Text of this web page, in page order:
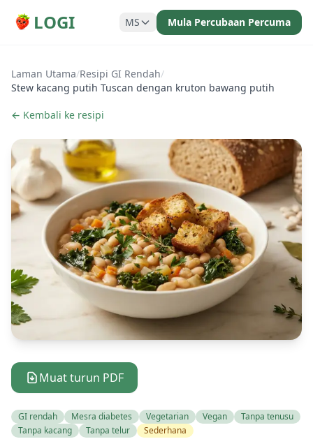
LOGI MS Mula Percubaan Percuma
Laman Utama/Resipi GI Rendah/
Stew kacang putih Tuscan dengan kruton bawang putih
← Kembali ke resipi
Muat turun PDF
GI rendah Mesra diabetes Vegetarian Vegan
Tanpa tenusu
Tanpa kacang
Tanpa telur Sederhana